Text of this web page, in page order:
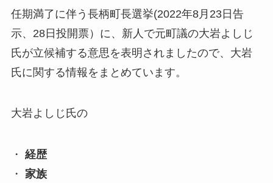
任期満了に伴う長柄町長選挙(2022年8月23日告
示、28日投開票）に、新人で元町議の大岩よしじ
氏が立候補する意思を表明されましたので、大岩
氏に関する情報をまとめています。
大岩よしじ氏の
・ 経歴
・ 家族